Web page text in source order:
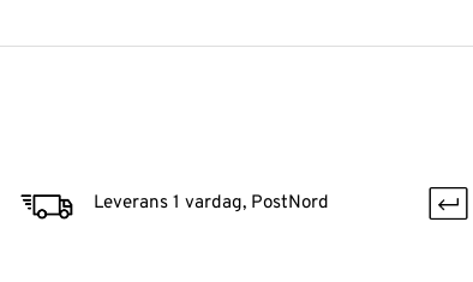
Leverans 1 vardag, PostNord